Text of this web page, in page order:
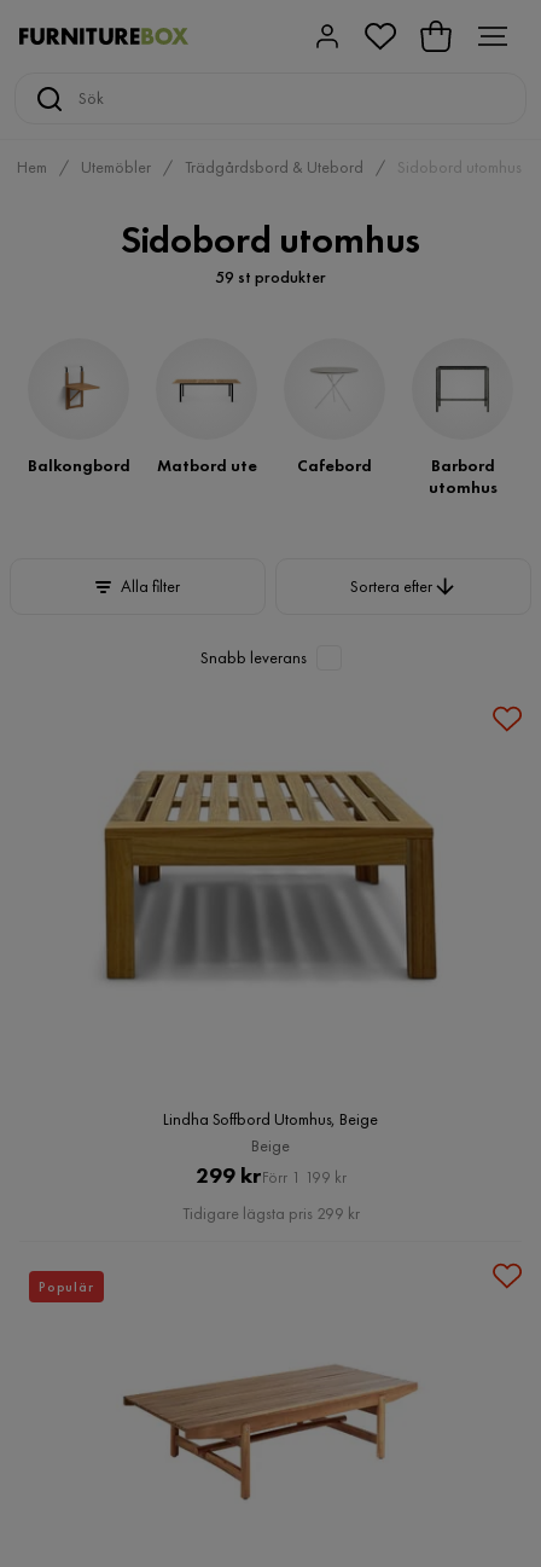
Hem Utemöbler Trädgårdsbord & Utebord Sidobord utomhus
Sidobord utomhus
59 st produkter
Balkongbord Matbord ute Cafebord
Barbord
utomhus
Alla filter Sortera efter
Snabb leverans
Lindha Soffbord Utomhus, Beige
Beige
Pris
299 kr Original
Pris
Förr 1 199 kr
Tidigare lägsta pris 299 kr
Populär